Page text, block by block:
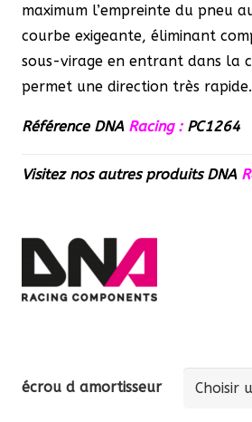
maximum l’empreinte du pneu
courbe exigeante, éliminant
sous-virage en entrant dans la
permet une direction très rapide.
Référence DNA Racing :PC1264
Visitez nos autres produitsDNA
écrou d amortisseur